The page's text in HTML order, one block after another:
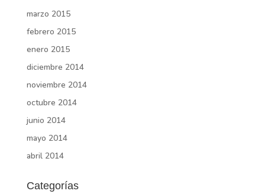
marzo 2015
febrero 2015
enero 2015
diciembre 2014
noviembre 2014
octubre 2014
junio 2014
mayo 2014
abril 2014
Categorías